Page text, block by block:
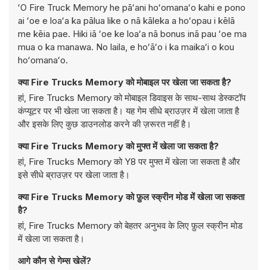
ʻO Fire Truck Memory he pāʻani hoʻomanaʻo kahi e pono
ai ʻoe e loaʻa ka pālua like o nā kāleka a hoʻopau i kēlā
me kēia pae. Hiki iā ʻoe ke loaʻa nā bonus inā pau ʻoe ma
mua o ka manawa. No laila, e hoʻāʻo i ka maikaʻi o kou
hoʻomanaʻo.
क्या Fire Trucks Memory को मोबाइल पर खेला जा सकता है?
हां, Fire Trucks Memory को मोबाइल डिवाइस के साथ-साथ डेस्कटॉप
कंप्यूटर पर भी खेला जा सकता है। यह गेम सीधे ब्राउज़र में खेला जाता है
और इसके लिए कुछ डाउनलोड करने की ज़रूरत नहीं है।
क्या Fire Trucks Memory को मुफ्त में खेला जा सकता है?
हां, Fire Trucks Memory को Y8 पर मुफ्त में खेला जा सकता है और
इसे सीधे ब्राउज़र पर खेला जाता है।
क्या Fire Trucks Memory को फ़ुल स्क्रीन मोड में खेला जा सकता
है?
हां, Fire Trucks Memory को बेहतर अनुभव के लिए फ़ुल स्क्रीन मोड
में खेला जा सकता है।
आगे कौन से गेम्स खेलें?